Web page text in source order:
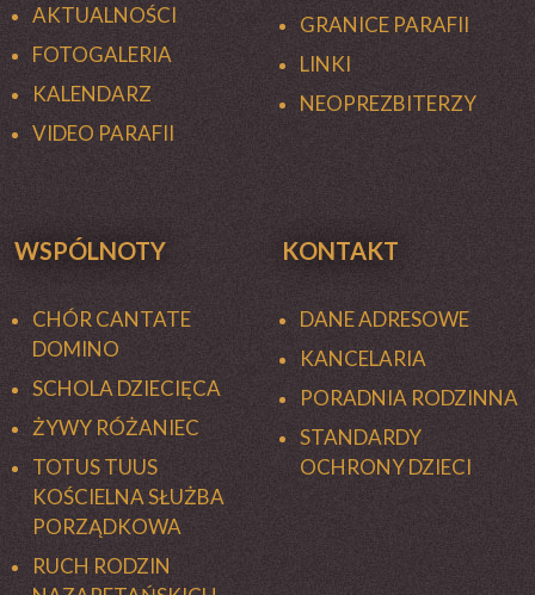
AKTUALNOŚCI
FOTOGALERIA
KALENDARZ
VIDEO PARAFII
GRANICE PARAFII
LINKI
NEOPREZBITERZY
WSPÓLNOTY
CHÓR CANTATE
DOMINO
SCHOLA DZIECIĘCA
ŻYWY RÓŻANIEC
TOTUS TUUS
KOŚCIELNA SŁUŻBA
PORZĄDKOWA
RUCH RODZIN
KONTAKT
DANE ADRESOWE
KANCELARIA
PORADNIA RODZINNA
STANDARDY
OCHRONY DZIECI